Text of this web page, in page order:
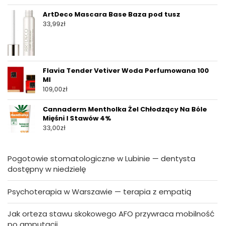
ArtDeco Mascara Base Baza pod tusz
33,99zł
Flavia Tender Vetiver Woda Perfumowana 100
Ml
109,00zł
Cannaderm Mentholka Żel Chłodzący Na Bóle
Mięśni I Stawów 4%
33,00zł
Pogotowie stomatologiczne w Lubinie — dentysta
dostępny w niedzielę
Psychoterapia w Warszawie — terapia z empatią
Jak orteza stawu skokowego AFO przywraca mobilność